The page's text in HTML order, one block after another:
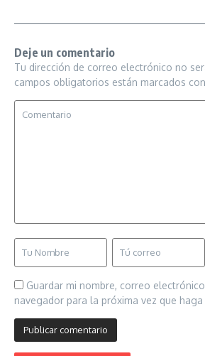
Deje un comentario
Tu dirección de correo electrónico no
campos obligatorios están marcados con
Guardar mi nombre, correo
navegador para la próxima vez que